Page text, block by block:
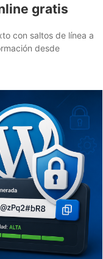
gratis
con saltos de línea a
desde